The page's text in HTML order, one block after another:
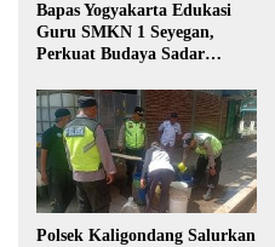
Bapas Yogyakarta Edukasi
Guru SMKN 1 Seyegan,
Perkuat Budaya Sadar
Polsek Kaligondang Salurkan